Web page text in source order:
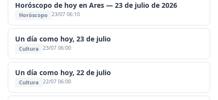
Horóscopo de hoy en Ares — 23 de julio de 2026
Horóscopo 23/07 06:10
Un día como hoy, 23 de julio
Cultura 23/07 06:00
Un día como hoy, 22 de julio
Cultura 22/07 06:00